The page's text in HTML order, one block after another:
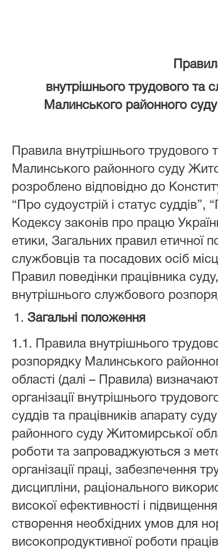
внутрішнього трудового та
Малинського районного
Правила внутрішнього
Малинського районного суду
розроблено відповідно до
“Про судоустрій і статус
Кодексу законів про працю
етики, Загальних правил етичної
службовців та посадових осіб
Правил поведінки працівника
внутрішнього службового
Загальні положення
1.1. Правила внутрішнього
розпорядку Малинського
області (далі – Правила)
організації внутрішнього
суддів та працівників апарату
районного суду Житомирської
роботи та запроваджуються з
організації праці, забезпечення
дисципліни, раціонального
високої ефективності і
створення необхідних умов для
високопродуктивної роботи